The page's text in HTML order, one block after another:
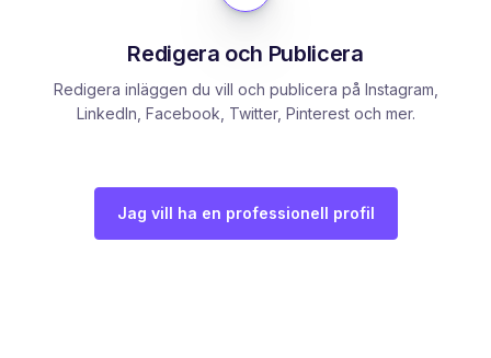
Redigera och Publicera
Redigera inläggen du vill och publicera på Instagram,
LinkedIn, Facebook, Twitter, Pinterest och mer.
Jag vill ha en professionell profil